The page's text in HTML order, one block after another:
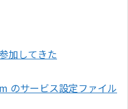
加してきた
のサービス設定ファイル